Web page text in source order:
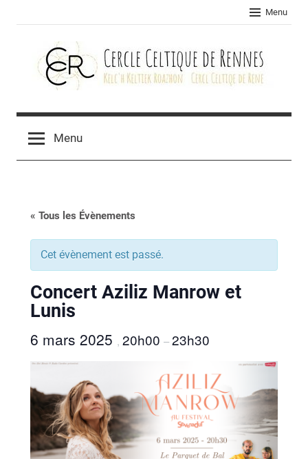
Menu
Cercle
celtique
Rennes
Menu
« Tous les Évènements
Cet évènement est passé.
Concert Aziliz Manrow et
Lunis
6 mars 2025 , 20h00 –23h30